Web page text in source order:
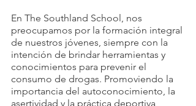
En The Southland School, nos
preocupamos por la formación integral
de nuestros jóvenes, siempre con la
intención de brindar herramientas y
conocimientos para prevenir el
consumo de drogas. Promoviendo la
importancia del autoconocimiento, la
asertividad y la práctica deportiva